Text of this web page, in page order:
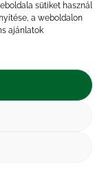
sütiket használ
a weboldalon
ajánlatok
A
végez